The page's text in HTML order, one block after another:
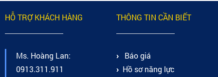
HỖ TRỢ KHÁCH HÀNG
Ms. Hoàng Lan:
0913.311.911
THÔNG TIN CẦN BIẾT
Báo giá
Hồ sơ năng lực